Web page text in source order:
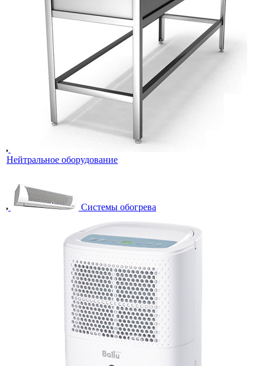
Нейтральное оборудование
Системы обогрева